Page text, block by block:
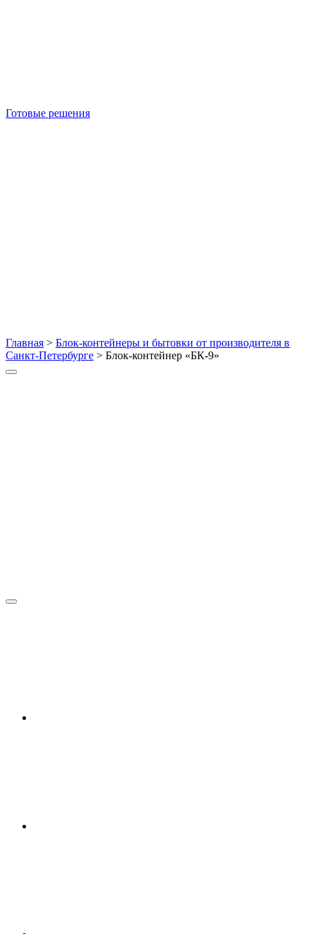
Готовые решения
Главная > Блок-контейнеры и бытовки от производителя в
Санкт-Петербурге > Блок-контейнер «БК-9»